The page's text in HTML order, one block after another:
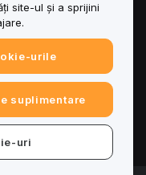
site-ul și a sprijini
urile
suplimentare
uri